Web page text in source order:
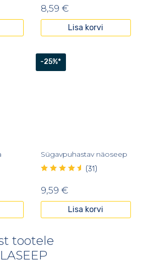
8,59 €
Lisa korvi
-25%*
Sügavpuhastav näoseep
(31)
9,59 €
Lisa korvi
tootele